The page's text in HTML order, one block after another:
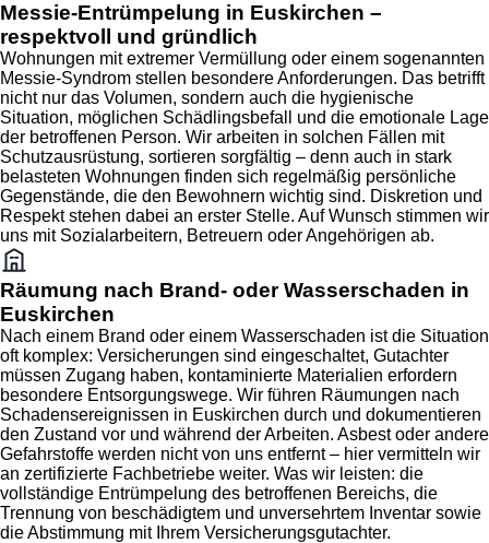
Messie-Entrümpelung in Euskirchen –
respektvoll und gründlich
Wohnungen mit extremer Vermüllung oder einem sogenannten
Messie-Syndrom stellen besondere Anforderungen. Das betrifft
nicht nur das Volumen, sondern auch die hygienische
Situation, möglichen Schädlingsbefall und die emotionale Lage
der betroffenen Person. Wir arbeiten in solchen Fällen mit
Schutzausrüstung, sortieren sorgfältig – denn auch in stark
belasteten Wohnungen finden sich regelmäßig persönliche
Gegenstände, die den Bewohnern wichtig sind. Diskretion und
Respekt stehen dabei an erster Stelle. Auf Wunsch stimmen wir
uns mit Sozialarbeitern, Betreuern oder Angehörigen ab.
Räumung nach Brand- oder Wasserschaden in
Euskirchen
Nach einem Brand oder einem Wasserschaden ist die Situation
oft komplex: Versicherungen sind eingeschaltet, Gutachter
müssen Zugang haben, kontaminierte Materialien erfordern
besondere Entsorgungswege. Wir führen Räumungen nach
Schadensereignissen in Euskirchen durch und dokumentieren
den Zustand vor und während der Arbeiten. Asbest oder andere
Gefahrstoffe werden nicht von uns entfernt – hier vermitteln wir
an zertifizierte Fachbetriebe weiter. Was wir leisten: die
vollständige Entrümpelung des betroffenen Bereichs, die
Trennung von beschädigtem und unversehrtem Inventar sowie
die Abstimmung mit Ihrem Versicherungsgutachter.